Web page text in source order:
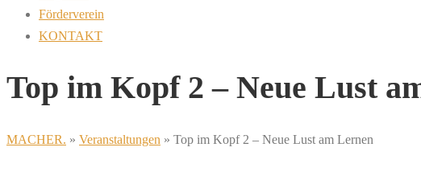
Förderverein
KONTAKT
Top im Kopf 2 – Neue Lust
MACHER. » Veranstaltungen » Top im Kopf 2 – Neue Lust am Lernen